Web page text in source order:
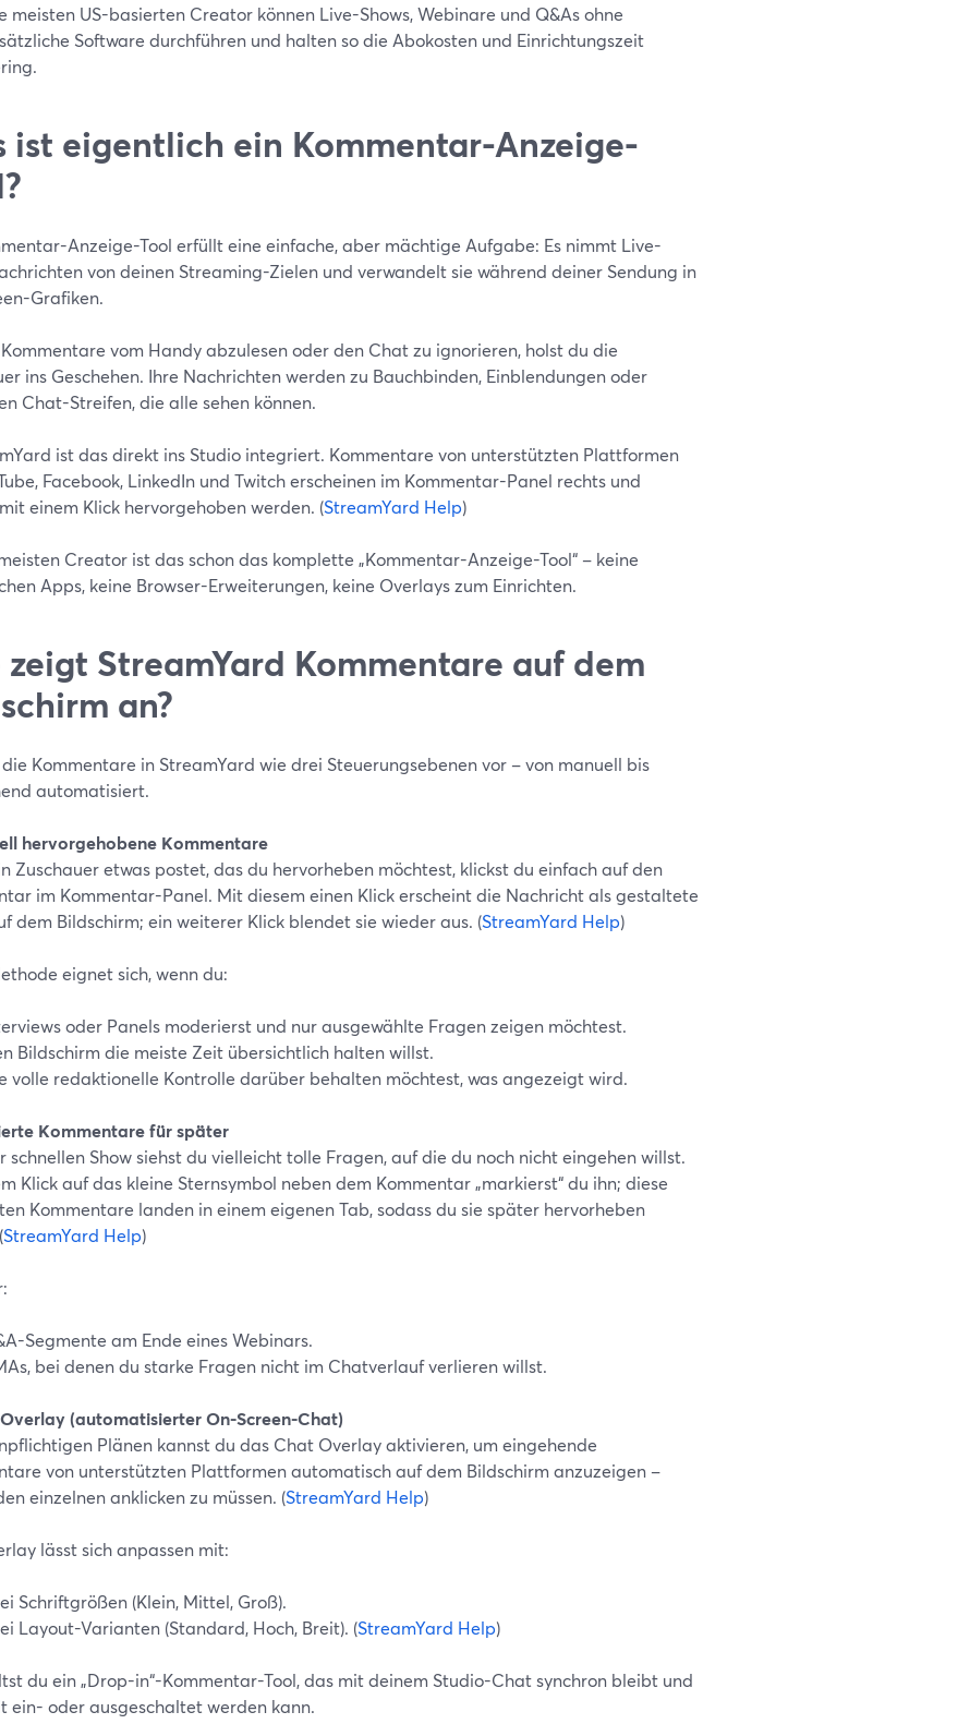
meisten US-basierten Creator können Live-Shows, Webinare und Q&As ohne
Software durchführen und halten so die Abokosten und Einrichtungszeit
ist eigentlich ein Kommentar-Anzeige-
Anzeige-Tool erfüllt eine einfache, aber mächtige Aufgabe: Es nimmt Live-
von deinen Streaming-Zielen und verwandelt sie während deiner Sendung in
Grafiken.
vom Handy abzulesen oder den Chat zu ignorieren, holst du die
ins Geschehen. Ihre Nachrichten werden zu Bauchbinden, Einblendungen oder
Chat-Streifen, die alle sehen können.
ist das direkt ins Studio integriert. Kommentare von unterstützten Plattformen
Facebook, LinkedIn und Twitch erscheinen im Kommentar-Panel rechts und
einem Klick hervorgehoben werden. (StreamYard Help)
Creator ist das schon das komplette „Kommentar-Anzeige-Tool“ – keine
Apps, keine Browser-Erweiterungen, keine Overlays zum Einrichten.
StreamYard Kommentare auf dem
an?
Kommentare in StreamYard wie drei Steuerungsebenen vor – von manuell bis
automatisiert.
hervorgehobene Kommentare
Zuschauer etwas postet, das du hervorheben möchtest, klickst du einfach auf den
im Kommentar-Panel. Mit diesem einen Klick erscheint die Nachricht als gestaltete
dem Bildschirm; ein weiterer Klick blendet sie wieder aus. (StreamYard Help)
eignet sich, wenn du:
oder Panels moderierst und nur ausgewählte Fragen zeigen möchtest.
Bildschirm die meiste Zeit übersichtlich halten willst.
volle redaktionelle Kontrolle darüber behalten möchtest, was angezeigt wird.
Kommentare für später
schnellen Show siehst du vielleicht tolle Fragen, auf die du noch nicht eingehen willst.
Klick auf das kleine Sternsymbol neben dem Kommentar „markierst“ du ihn; diese
Kommentare landen in einem eigenen Tab, sodass du sie später hervorheben
StreamYard Help)
Segmente am Ende eines Webinars.
bei denen du starke Fragen nicht im Chatverlauf verlieren willst.
(automatisierter On-Screen-Chat)
Plänen kannst du das Chat Overlay aktivieren, um eingehende
von unterstützten Plattformen automatisch auf dem Bildschirm anzuzeigen –
einzelnen anklicken zu müssen. (StreamYard Help)
lässt sich anpassen mit:
Schriftgrößen (Klein, Mittel, Groß).
Layout-Varianten (Standard, Hoch, Breit). (StreamYard Help)
du ein „Drop-in“-Kommentar-Tool, das mit deinem Studio-Chat synchron bleibt und
ein- oder ausgeschaltet werden kann.